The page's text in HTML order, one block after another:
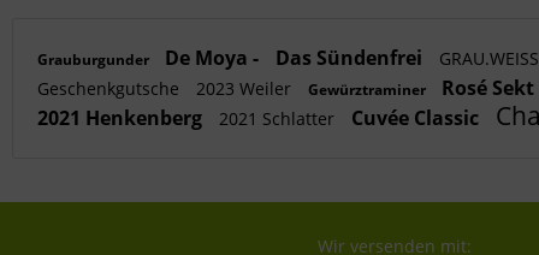
Grauburgunder De Moya - Das Sündenfrei
Geschenkgutsche
2023 Weiler Gewürztraminer
Rosé
2021 Henkenberg
2021 Schlatter Cuvée Classic
Wir versenden mit: